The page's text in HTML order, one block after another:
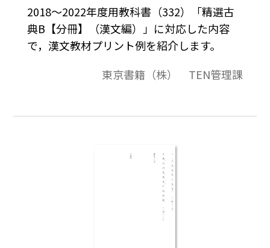
2018～2022年度用教科書（332）「精選古
典B【分冊】（漢文編）」に対応した内容
で，漢文教材プリント例を紹介します。
東京書籍（株） TEN管理課